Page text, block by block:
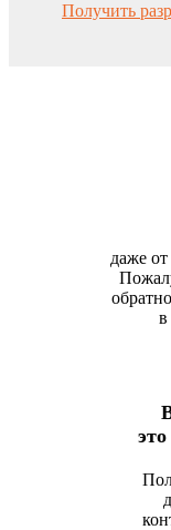
Получить
даже
в